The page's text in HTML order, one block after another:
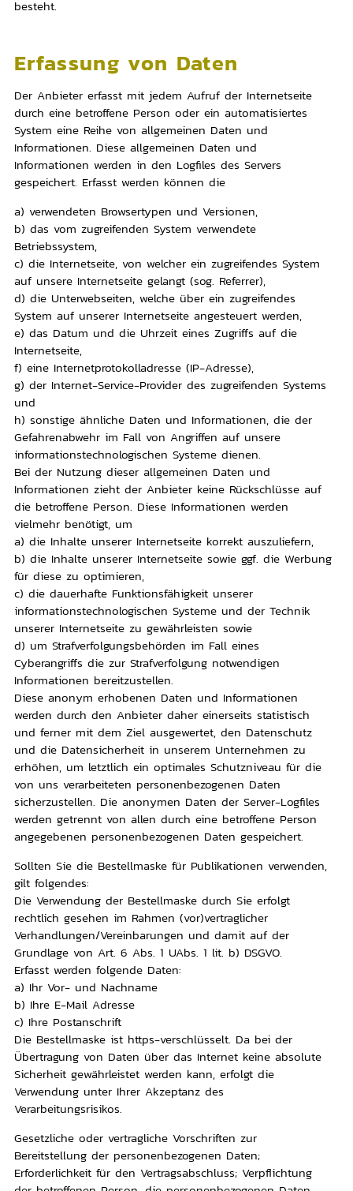
besteht.
Erfassung von Daten
Der Anbieter erfasst mit jedem Aufruf der Internetseite
durch eine betroffene Person oder ein automatisiertes
System eine Reihe von allgemeinen Daten und
Informationen. Diese allgemeinen Daten und
Informationen werden in den Logfiles des Servers
gespeichert. Erfasst werden können die
a) verwendeten Browsertypen und Versionen,
b) das vom zugreifenden System verwendete
Betriebssystem,
c) die Internetseite, von welcher ein zugreifendes System
auf unsere Internetseite gelangt (sog. Referrer),
d) die Unterwebseiten, welche über ein zugreifendes
System auf unserer Internetseite angesteuert werden,
e) das Datum und die Uhrzeit eines Zugriffs auf die
Internetseite,
f) eine Internetprotokolladresse (IP-Adresse),
g) der Internet-Service-Provider des zugreifenden Systems
und
h) sonstige ähnliche Daten und Informationen, die der
Gefahrenabwehr im Fall von Angriffen auf unsere
informationstechnologischen Systeme dienen.
Bei der Nutzung dieser allgemeinen Daten und
Informationen zieht der Anbieter keine Rückschlüsse auf
die betroffene Person. Diese Informationen werden
vielmehr benötigt, um
a) die Inhalte unserer Internetseite korrekt auszuliefern,
b) die Inhalte unserer Internetseite sowie ggf. die Werbung
für diese zu optimieren,
c) die dauerhafte Funktionsfähigkeit unserer
informationstechnologischen Systeme und der Technik
unserer Internetseite zu gewährleisten sowie
d) um Strafverfolgungsbehörden im Fall eines
Cyberangriffs die zur Strafverfolgung notwendigen
Informationen bereitzustellen.
Diese anonym erhobenen Daten und Informationen
werden durch den Anbieter daher einerseits statistisch
und ferner mit dem Ziel ausgewertet, den Datenschutz
und die Datensicherheit in unserem Unternehmen zu
erhöhen, um letztlich ein optimales Schutzniveau für die
von uns verarbeiteten personenbezogenen Daten
sicherzustellen. Die anonymen Daten der Server-Logfiles
werden getrennt von allen durch eine betroffene Person
angegebenen personenbezogenen Daten gespeichert.
Sollten Sie die Bestellmaske für Publikationen verwenden,
gilt folgendes:
Die Verwendung der Bestellmaske durch Sie erfolgt
rechtlich gesehen im Rahmen (vor)vertraglicher
Verhandlungen/Vereinbarungen und damit auf der
Grundlage von Art. 6 Abs. 1 UAbs. 1 lit. b) DSGVO.
Erfasst werden folgende Daten:
a) Ihr Vor- und Nachname
b) Ihre E-Mail Adresse
c) Ihre Postanschrift
Die Bestellmaske ist https-verschlüsselt. Da bei der
Übertragung von Daten über das Internet keine absolute
Sicherheit gewährleistet werden kann, erfolgt die
Verwendung unter Ihrer Akzeptanz des
Verarbeitungsrisikos.
Gesetzliche oder vertragliche Vorschriften zur
Bereitstellung der personenbezogenen Daten;
Erforderlichkeit für den Vertragsabschluss; Verpflichtung